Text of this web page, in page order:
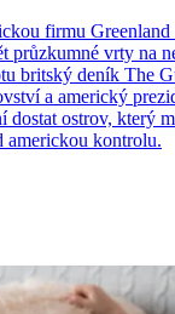
firmu Greenland
průzkumné vrty na
britský deník The
a americký
dostat ostrov, který
americkou kontrolu.